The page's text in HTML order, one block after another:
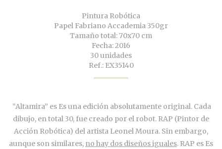
Pintura Robótica
Papel Fabriano Accademia 350gr
Tamaño total: 70x70 cm
Fecha: 2016
30 unidades
Ref.: EX35140
“Altamira” es Es una edición absolutamente original. Cada
dibujo, en total 30, fue creado por el robot. RAP (Pintor de
Acción Robótica) del artista Leonel Moura. Sin embargo,
aunque son similares, no hay dos diseños iguales. RAP es Es